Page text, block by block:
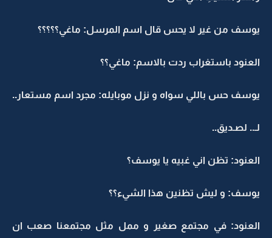
يوسف من غير لا يحس قال اسم المرسل: ماغي؟؟؟؟؟
العنود باستغراب ردت بالاسم: ماغي؟؟
يوسف حس باللي سواه و نزل موبايله: مجرد اسم مستعار..
لـ.. لصـديق..
العنود: تظن اني غبيه يا يوسف؟
يوسف: و ليش تظنين هذا الشيء؟؟
العنود: في مجتمع صغير و ممل مثل مجتمعنا صعب ان